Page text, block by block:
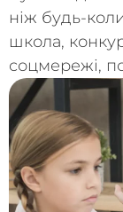
ніж будь-
школа,
соцмережі,